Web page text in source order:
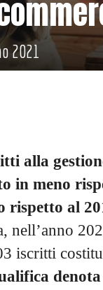
2021
alla
in meno
rispetto al
nell’anno
iscritti